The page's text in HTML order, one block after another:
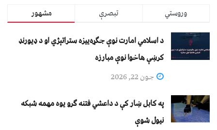
مشهور تبصرې
وروستي
د اسلامي امارت نوې جګړه‌ییزه ستراتېژي او د ډیورنډ
کرښې هاخوا نوې مبارزه
جون 22, 2026
په کابل ښار کې د داعشي فتنه ګرو يوه مهمه شبکه
نيول شوې